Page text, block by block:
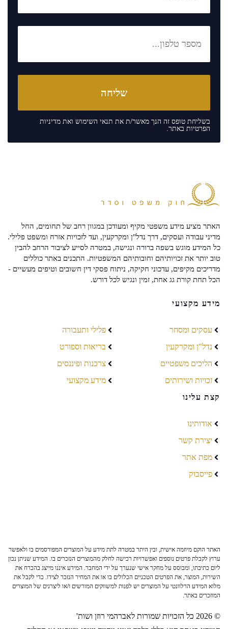
בשליחת טופס זה הנך מאשר/ת את תנאי השימוש ואת מדיניות
הפרטיות באתר.
האתר מציע מידע משפטי מקיף ומעודכן במגוון רחב של תחומים, החל
מדיני עבודה ועסקים, דרך נדל"ן ומקרקעין, ועד לזכויות אזרח ומשפט פלילי.
כל המידע מוגש בשפה ברורה ונגישה, במטרה לסייע לציבור הרחב להבין
טוב יותר את זכויותיהם וחובותיהם המשפטיות. התכנים באתר כוללים
מדריכים מקיפים, עדכוני חקיקה, ניתוח פסקי דין חשובים וטיפים מעשיים -
הכל תחת קורת גג אחת, זמין ונגיש לכל דורש.
מידע מקצועי
עסקים ומסחר
נדל"ן ומקרקעין
הליכים משפטיים
זכויות ושירותים
פלילי ותעבורה
בריאות וספורט
צרכנות ופיננסים
מידע מקצועי
קצת עלינו
אודותינו
יצירת קשר
מפת אתר
פייסבוק
האתר הוקם מיוזמה אישית, ובין היתר במטרה לתת מידע על המוצרים המפורסמים בו ולאפשר
ערוץ לקבלת פרטים נוספים ואפשרויות רכישה לחלק מהמוצרים הנזכרים בו. המידע שניתן נכון
ליום כתיבתו, ומבוסס על מחקר אישי שנערך על ידי המחבר. המידע איננו מייצג בהכרח את
השירות, המוצר, את הפרטים הטכניים הכלולים בו או את המחיר הנזכר לצידו. כדי לקבל את
מלוא המידע הרלוונטי על המוצרים יש לפנות למשווקים המורשים ו/או ליצרנים של המוצרים
המוזכרים באתר.
© 2026 כל הזכויות שמורות לאברהמי רוזן ושות'